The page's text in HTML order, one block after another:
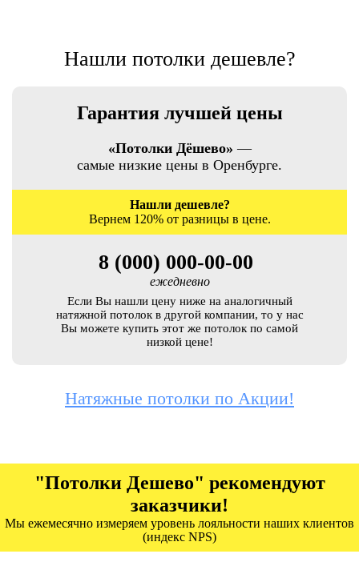
Нашли потолки дешевле?
Гарантия лучшей цены
«Потолки Дёшево» —
самые низкие цены в Оренбурге.
Нашли дешевле?
Вернем 120% от разницы в цене.
8 (000) 000-00-00
ежедневно
Если Вы нашли цену ниже на аналогичный
натяжной потолок в другой компании, то у нас
Вы можете купить этот же потолок по самой
низкой цене!
Натяжные потолки по Акции!
"Потолки Дешево" рекомендуют
заказчики!
Мы ежемесячно измеряем уровень лояльности наших клиентов
(индекс NPS)